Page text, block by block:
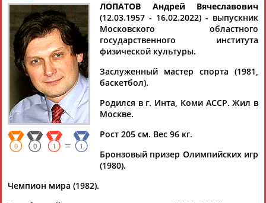
Андрей
ЛОПАТОВ
Ваш запрос: "Андрей Лопатов"
Документы 1-1 из 1 найденных уникальных документов
Скончался бронзовый призер Игр Олимпиады 1980
баскетболист Андрей Лопатов
мира по баскетболу в составе сборной СССР
Лопатов
скончался в возра... ...баскетбольного клуба ЦСКА.
Баскетбол
0 0 1 = 1
ЛОПАТОВ Андрей Вячеславович
(12.03.1957 - 16.02.2022) - выпускник
Московского областного
государственного института
физической культуры.
Заслуженный мастер спорта (1981,
баскетбол).
Родился в г. Инта, Коми АССР. Жил в
Москве.
Рост 205 см. Вес 96 кг.
Бронзовый призер Олимпийских игр
(1980).
Чемпион мира (1982).